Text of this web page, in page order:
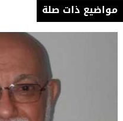
مواضيع ذات صلة